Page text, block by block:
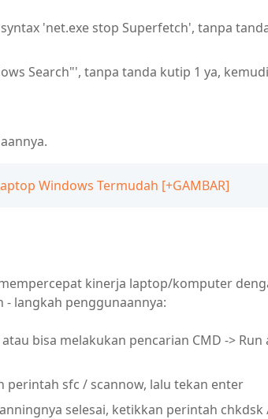
'net.exe stop Superfetch', tanpa
Search"', tanpa tanda kutip 1 ya,
Windows Termudah [+GAMBAR]
kinerja laptop/komputer
langkah penggunaannya:
bisa melakukan pencarian CMD -> Run
perintah sfc / scannow, lalu tekan enter
selesai, ketikkan perintah chkdsk